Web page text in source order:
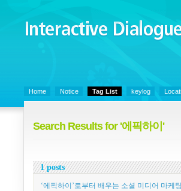
Interactive
PR 2.0
Home Notice Tag List keylog
Search Results for '에픽하이'
1 posts
‘에픽하이’로부터 배우는 소셜 미디어 마케